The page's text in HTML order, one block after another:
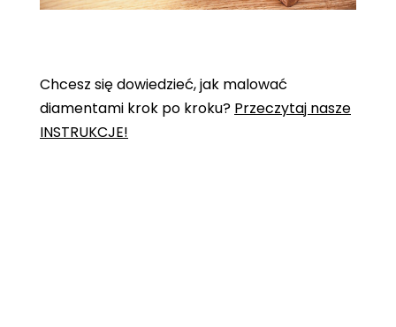
Chcesz się dowiedzieć, jak malować
diamentami krok po kroku? Przeczytaj nasze
INSTRUKCJE!